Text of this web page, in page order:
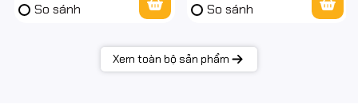
So sánh So sánh
Xem toàn bộ sản phẩm